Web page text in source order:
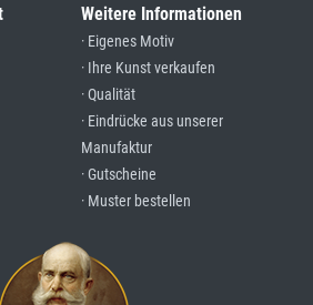
Weitere Informationen
· Eigenes Motiv
· Ihre Kunst verkaufen
· Qualität
· Eindrücke aus unserer
Manufaktur
· Gutscheine
· Muster bestellen